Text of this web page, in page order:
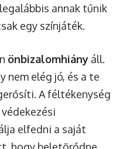
annak tűnik
egy színjáték.
önbizalomhiány áll.
nem elég jó, és a te
A féltékenység
elfedni a saját